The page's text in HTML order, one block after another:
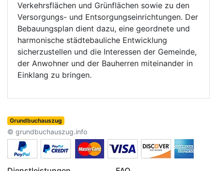
Verkehrsflächen und Grünflächen sowie zu den
Versorgungs- und Entsorgungseinrichtungen. Der
Bebauungsplan dient dazu, eine geordnete und
harmonische städtebauliche Entwicklung
sicherzustellen und die Interessen der Gemeinde,
der Anwohner und der Bauherren miteinander in
Einklang zu bringen.
Grundbuchauszug
© grundbuchauszug.info